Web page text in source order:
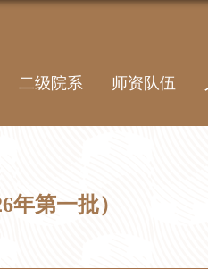
二级院系 师资队伍
第一批）